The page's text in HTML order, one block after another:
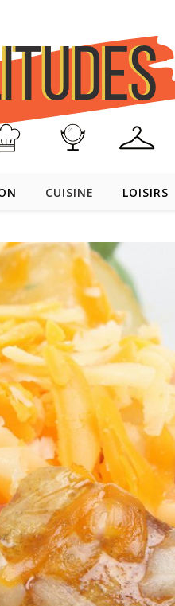
CUISINE LOISIRS